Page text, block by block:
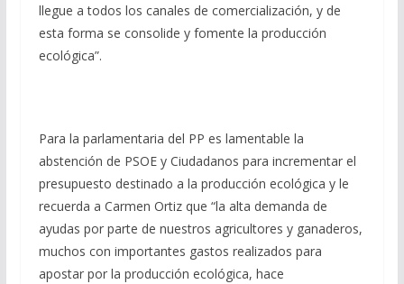
llegue a todos los canales de comercialización, y de
esta forma se consolide y fomente la producción
ecológica”.
Para la parlamentaria del PP es lamentable la
abstención de PSOE y Ciudadanos para incrementar el
presupuesto destinado a la producción ecológica y le
recuerda a Carmen Ortiz que “la alta demanda de
ayudas por parte de nuestros agricultores y ganaderos,
muchos con importantes gastos realizados para
apostar por la producción ecológica, hace